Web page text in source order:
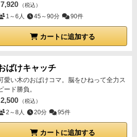
7,920 （税込）
1～6人 45～90分 90件
カートに追加する
ばけキャッチ
愛い木のおばけコマ。脳をひねって全力ス
ード勝負。
2,500 （税込）
2～8人 20分 95件
カートに追加する